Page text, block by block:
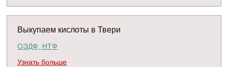
Выкупаем кислоты в Твери
ОЭДФ, НТФ
Узнать больше